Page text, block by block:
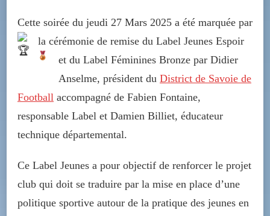
Cette soirée du jeudi 27 Mars 2025 a été marquée par
la cérémonie de remise du Label Jeunes Espoir
et du Label Féminines Bronze par Didier
Anselme, président du District de Savoie de
Football accompagné de Fabien Fontaine,
responsable Label et Damien Billiet, éducateur
technique départemental.
Ce Label Jeunes a pour objectif de renforcer le projet
club qui doit se traduire par la mise en place d’une
politique sportive autour de la pratique des jeunes en